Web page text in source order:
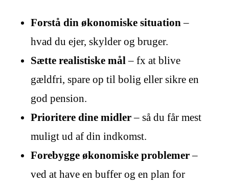
Forstå din økonomiske situation–
hvad du ejer, skylder og bruger.
Sætte realistiske mål– fx at blive
gældfri, spare op til bolig eller sikre en
god pension.
Prioritere dine midler– så du får mest
muligt ud af din indkomst.
Forebygge økonomiske problemer–
ved at have en buffer og en plan for